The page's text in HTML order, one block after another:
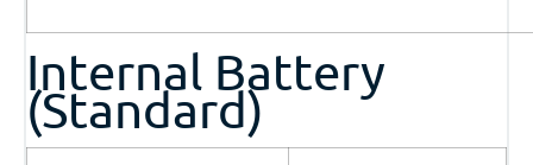
Internal Battery
(Standard)